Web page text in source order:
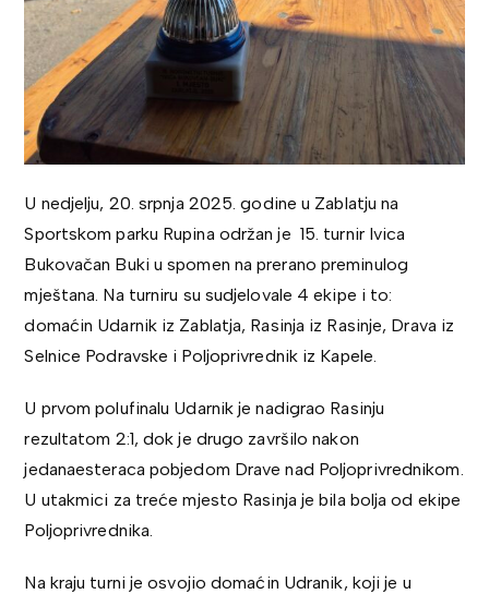
U nedjelju, 20. srpnja 2025. godine u Zablatju na
Sportskom parku Rupina održan je 15. turnir Ivica
Bukovačan Buki u spomen na prerano preminulog
mještana. Na turniru su sudjelovale 4 ekipe i to:
domaćin Udarnik iz Zablatja, Rasinja iz Rasinje, Drava iz
Selnice Podravske i Poljoprivrednik iz Kapele.
U prvom polufinalu Udarnik je nadigrao Rasinju
rezultatom 2:1, dok je drugo završilo nakon
jedanaesteraca pobjedom Drave nad Poljoprivrednikom.
U utakmici za treće mjesto Rasinja je bila bolja od ekipe
Poljoprivrednika.
Na kraju turni je osvojio domaćin Udranik, koji je u